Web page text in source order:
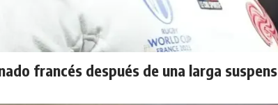
francés después de una larga